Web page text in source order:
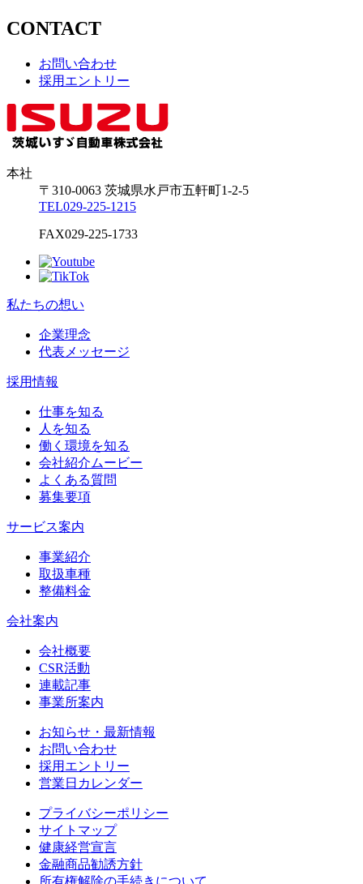
CONTACT
お問い合わせ
採用エントリー
本社
〒310-0063 茨城県水戸市五軒町1-2-5
TEL029-225-1215
FAX029-225-1733
私たちの想い
企業理念
代表メッセージ
採用情報
仕事を知る
人を知る
働く環境を知る
会社紹介ムービー
よくある質問
募集要項
サービス案内
事業紹介
取扱車種
整備料金
会社案内
会社概要
CSR活動
連載記事
事業所案内
お知らせ・最新情報
お問い合わせ
採用エントリー
営業日カレンダー
プライバシーポリシー
サイトマップ
健康経営宣言
金融商品勧誘方針
所有権解除の手続きについて